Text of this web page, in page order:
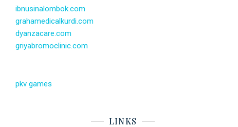
ibnusinalombok.com
grahamedicalkurdi.com
dyanzacare.com
griyabromoclinic.com
pkv games
LINKS